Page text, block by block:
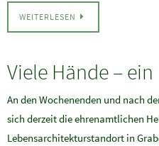
WEITERLESEN
Viele Hände –
An den Wochenenden und nach
sich derzeit die ehrenamtlichen
Lebensarchitekturstandort in